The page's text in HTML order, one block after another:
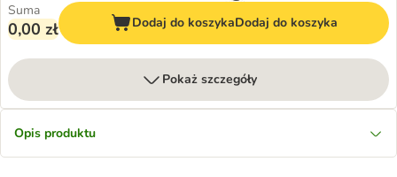
Suma
0,00 zł Dodaj do koszykaDodaj do koszyka
Pokaż szczegóły
Opis produktu